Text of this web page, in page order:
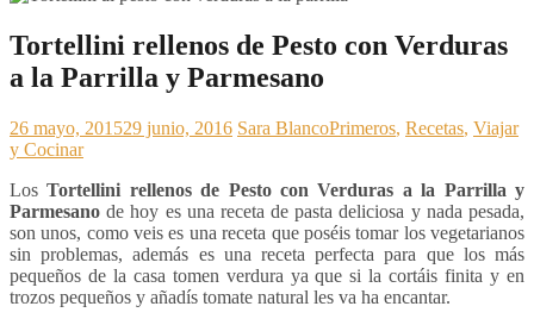
Tortellini rellenos de Pesto con Verduras
a la Parrilla y Parmesano
26 mayo, 201529 junio, 2016 Sara BlancoPrimeros, Recetas, Viajar
y Cocinar
LosTortellini rellenos de Pesto con Verduras a la Parrilla y
Parmesanode hoy es una receta de pasta deliciosa y nada pesada,
son unos, como veis es una receta que poséis tomar los vegetarianos
sin problemas, además es una receta perfecta para que los más
pequeños de la casa tomen verdura ya que si la cortáis finita y en
trozos pequeños y añadís tomate natural les va ha encantar.